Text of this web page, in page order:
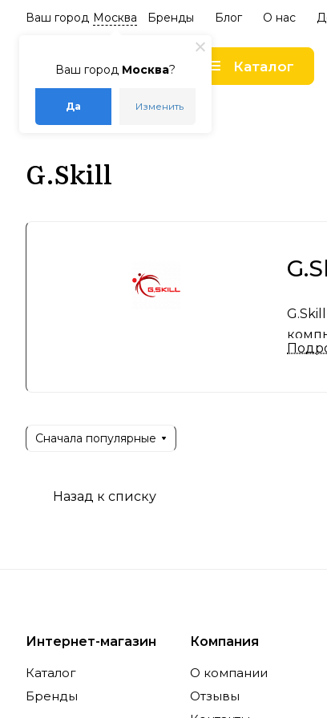
Ваш город Москва?
Да Изменить
Ваш город Москва Бренды Блог О нас
Каталог
Главная – Бренды
G.Skill
Сначала популярные
Назад к списку
Интернет-магазин
Каталог
Бренды
Компания
О компании
Отзывы